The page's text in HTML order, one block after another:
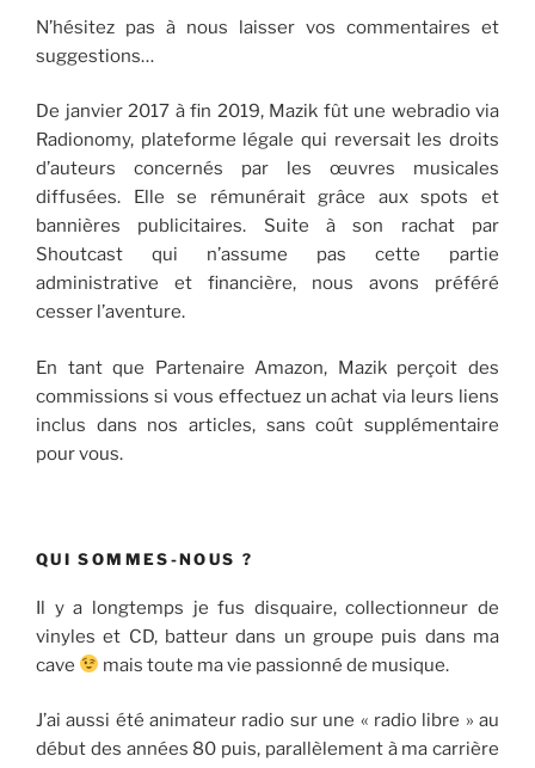
N’hésitez pas à nous laisser vos commentaires et
suggestions…
De janvier 2017 à fin 2019, Mazik fût une webradio via
Radionomy, plateforme légale qui reversait les droits
d’auteurs concernés par les œuvres musicales
diffusées. Elle se rémunérait grâce aux spots et
bannières publicitaires. Suite à son rachat par
Shoutcast qui n’assume pas cette partie
administrative et financière, nous avons préféré
cesser l’aventure.
En tant que Partenaire Amazon, Mazik perçoit des
commissions si vous effectuez un achat via leurs liens
inclus dans nos articles, sans coût supplémentaire
pour vous.
QUI SOMMES-NOUS ?
Il y a longtemps je fus disquaire, collectionneur de
vinyles et CD, batteur dans un groupe puis dans ma
cave
mais toute ma vie passionné de musique.
J’ai aussi été animateur radio sur une « radio libre » au
début des années 80 puis, parallèlement à ma carrière